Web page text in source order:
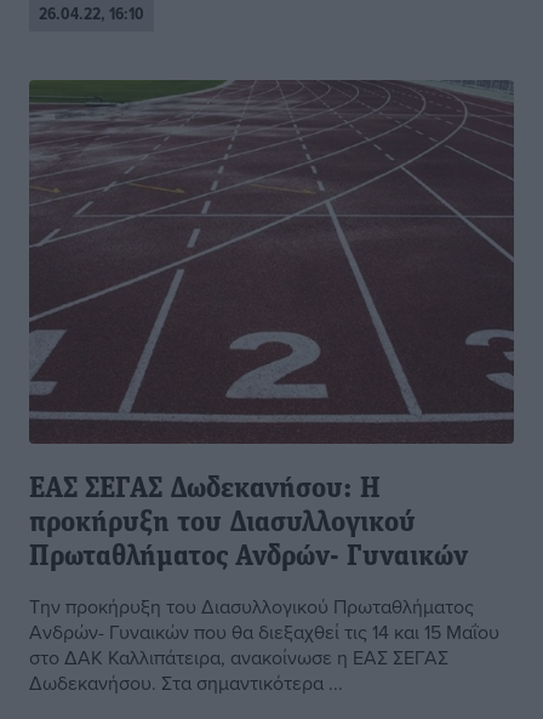
26.04.22, 16:10
ΕΑΣ ΣΕΓΑΣ Δωδεκανήσου: Η
προκήρυξη του Διασυλλογικού
Πρωταθλήματος Ανδρών- Γυναικών
Την προκήρυξη του Διασυλλογικού Πρωταθλήματος
Ανδρών- Γυναικών που θα διεξαχθεί τις 14 και 15 Μαΐου
στο ΔΑΚ Καλλιπάτειρα, ανακοίνωσε η ΕΑΣ ΣΕΓΑΣ
Δωδεκανήσου. Στα σημαντικότερα ...